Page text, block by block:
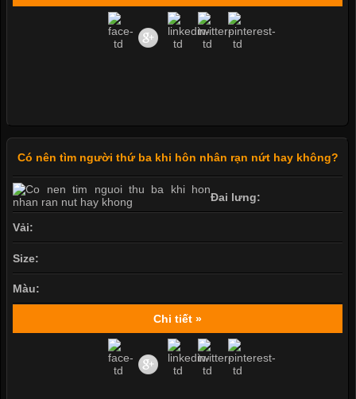
Có nên tìm người thứ ba khi hôn nhân rạn nứt hay không?
Đai lưng:
Vải:
Size:
Màu:
Chi tiết »